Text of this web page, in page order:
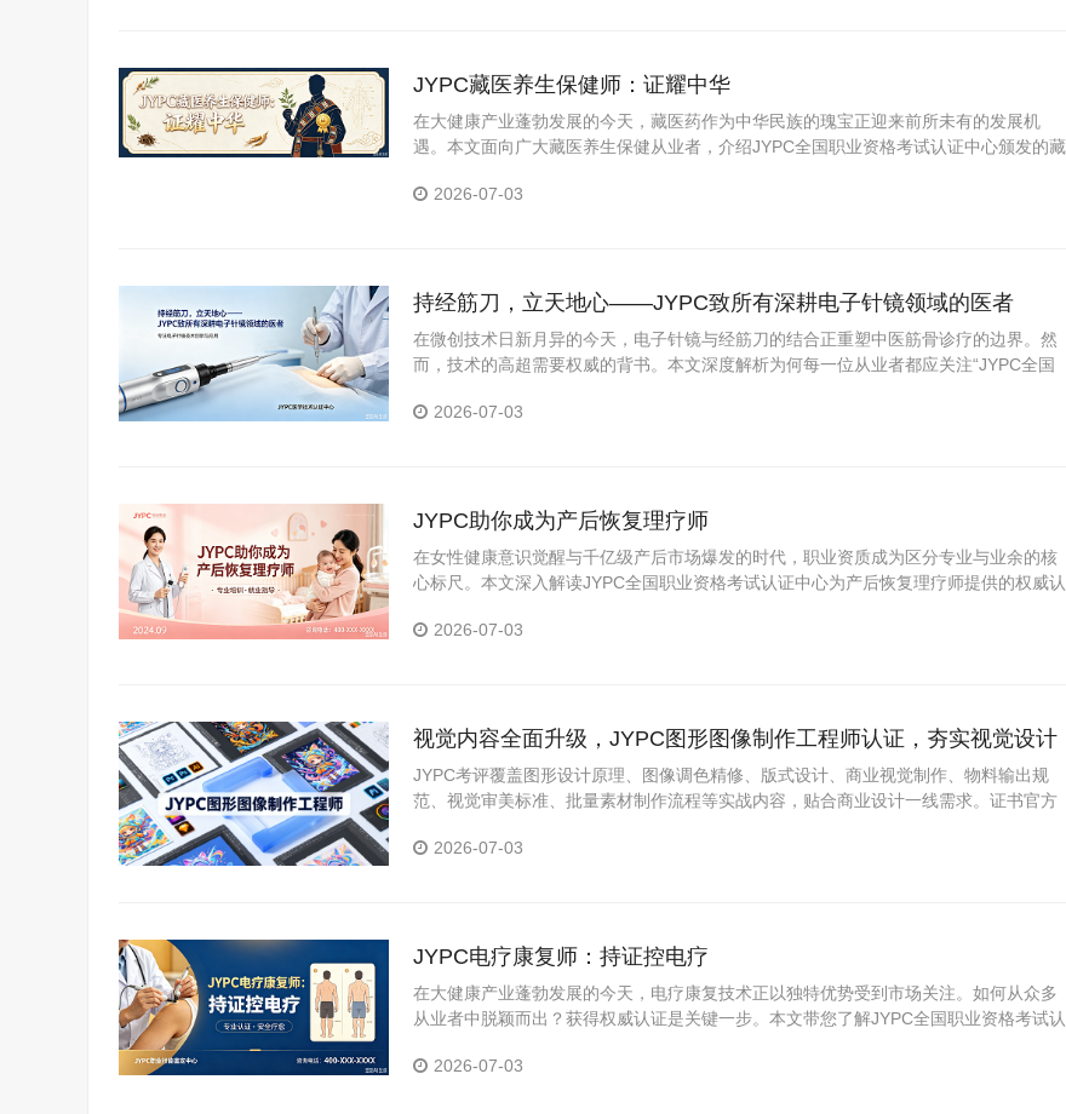
JYPC藏医养生保健师：证耀中华
在大健康产业蓬勃发展的今天，藏医药作为中华民族的瑰宝正迎来前所未有的发展机
遇。本文面向广大藏医养生保健从业者，介绍JYPC全国职业资格考试认证中心颁发的藏
2026-07-03
持经筋刀，立天地心——JYPC致所有深耕电子针镜领域的医者
在微创技术日新月异的今天，电子针镜与经筋刀的结合正重塑中医筋骨诊疗的边界。然
而，技术的高超需要权威的背书。本文深度解析为何每一位从业者都应关注“JYPC全国
2026-07-03
JYPC助你成为产后恢复理疗师
在女性健康意识觉醒与千亿级产后市场爆发的时代，职业资质成为区分专业与业余的核
心标尺。本文深入解读JYPC全国职业资格考试认证中心为产后恢复理疗师提供的权威认
2026-07-03
视觉内容全面升级，JYPC图形图像制作工程师认证，夯实视觉设计
职场硬资质
JYPC考评覆盖图形设计原理、图像调色精修、版式设计、商业视觉制作、物料输出规
范、视觉审美标准、批量素材制作流程等实战内容，贴合商业设计一线需求。证书官方
2026-07-03
JYPC电疗康复师：持证控电疗
在大健康产业蓬勃发展的今天，电疗康复技术正以独特优势受到市场关注。如何从众多
从业者中脱颖而出？获得权威认证是关键一步。本文带您了解JYPC全国职业资格考试认
展。2026-07-03